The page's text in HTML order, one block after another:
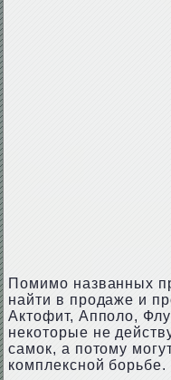
Помимо названных
найти в продаже и
Актофит, Апполо,
некоторые не
самок, а потому
комплексной борьбе.